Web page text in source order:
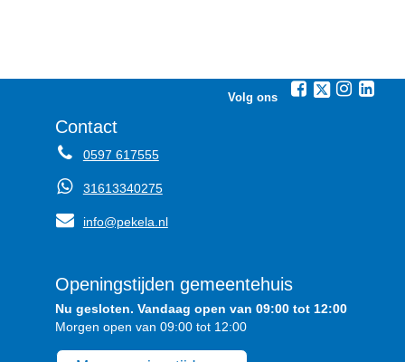
Volg ons
Contact
0597 617555
31613340275
info@pekela.nl
Openingstijden gemeentehuis
Nu gesloten. Vandaag open van 09:00 tot 12:00
Morgen open van 09:00 tot 12:00